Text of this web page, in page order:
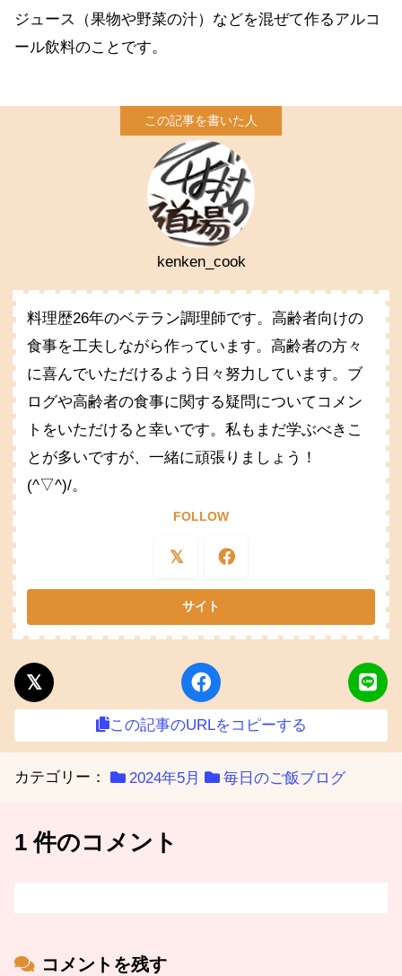
ジュース（果物や野菜の汁）などを混ぜて作るアルコ
ール飲料のことです。
kenken_cook
料理歴26年のベテラン調理師です。高齢者向けの
食事を工夫しながら作っています。高齢者の方々
に喜んでいただけるよう日々努力しています。ブ
ログや高齢者の食事に関する疑問についてコメン
トをいただけると幸いです。私もまだ学ぶべきこ
とが多いですが、一緒に頑張りましょう！
(^▽^)/。
FOLLOW
この記事のURLをコピーする
カテゴリー： 2024年5月 毎日のご飯ブログ
1 件のコメント
コメントを残す